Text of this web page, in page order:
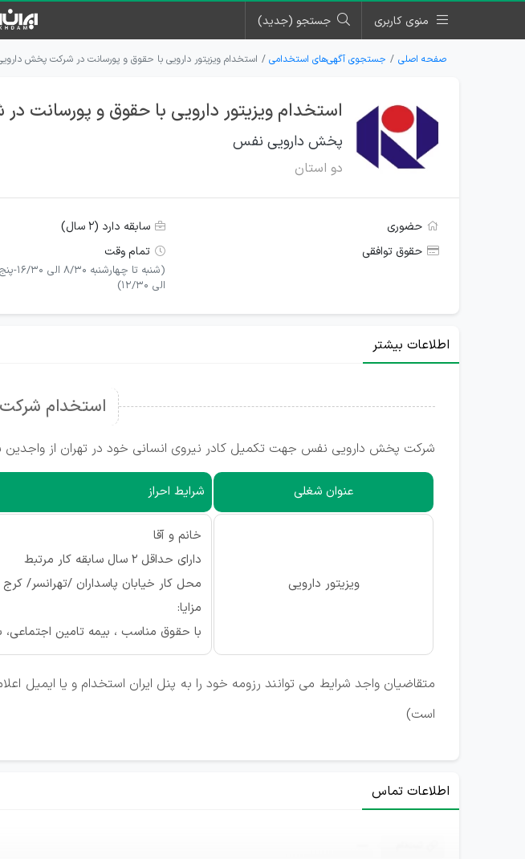
منوی کاربری جستجو (جدید)
صفحه اصلی جستجوی آگهی‌های استخدامی استخدام ویزیتور دارویی با حقوق و پورسانت در شرکت پخش
استخدام ویزیتور دارویی با حقوق و
پخش دارویی نفس
دو استان
حضوری
سابقه دارد (۲ سال)
حقوق توافقی
تمام وقت
الی 12/30)
اطلاعات بیشتر
استخدام
شرکت پخش دارویی نفس جهت تکمیل کادر نیروی انسانی خود در تهران از واجدین
عنوان شغلی شرایط احراز
ویزیتور دارویی
خانم و آقا
دارای حداقل 2 سال سابقه کار مرتبط
محل کار خیابان پاسداران /تهرانسر/
مزایا:
با حقوق مناسب ، بیمه تامین
متقاضیان واجد شرایط می توانند رزومه خود را به پنل ایران استخدام و یا
است)
اطلاعات تماس